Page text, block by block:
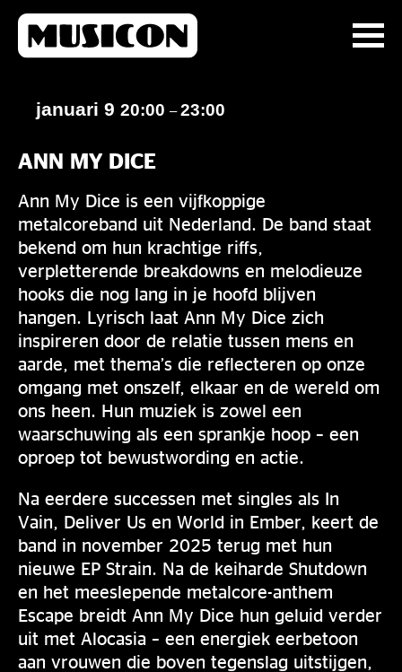
januari 9 20:00 –23:00
ANN MY DICE
Ann My Dice is een vijfkoppige
metalcoreband uit Nederland. De band staat
bekend om hun krachtige riffs,
verpletterende breakdowns en melodieuze
hooks die nog lang in je hoofd blijven
hangen. Lyrisch laat Ann My Dice zich
inspireren door de relatie tussen mens en
aarde, met thema’s die reflecteren op onze
omgang met onszelf, elkaar en de wereld om
ons heen. Hun muziek is zowel een
waarschuwing als een sprankje hoop – een
oproep tot bewustwording en actie.
Na eerdere successen met singles als In
Vain, Deliver Us en World in Ember, keert de
band in november 2025 terug met hun
nieuwe EP Strain. Na de keiharde Shutdown
en het meeslepende metalcore-anthem
Escape breidt Ann My Dice hun geluid verder
uit met Alocasia – een energiek eerbetoon
aan vrouwen die boven tegenslag uitstijgen,